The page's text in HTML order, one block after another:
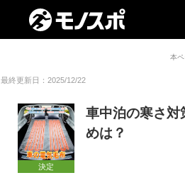
本
最終更新日：2025/12/22
決定
車中泊の寒さ対
めは？